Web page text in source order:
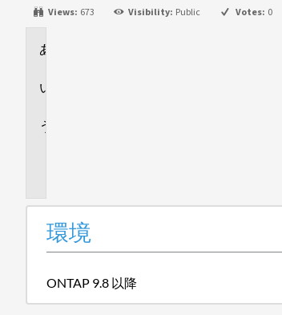
Views: 673 Visibility: Public Votes: 0
環境
ONTAP 9.8 以降